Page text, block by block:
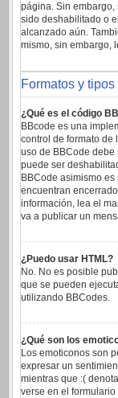
página. Sin
sido deshabilitado o
alcanzado aún.
mismo, sin embargo,
Formatos y
¿Qué es el código
BBcode es una
control de formato de
uso de BBCode
puede ser
BBCode asimismo
encuentran
información, lea el
va a publicar un
¿Puedo usar HTML?
No. No es posible
que se pueden
utilizando BBCodes.
¿Qué son los
Los emoticonos son
expresar un
mientras que :(
verse en el